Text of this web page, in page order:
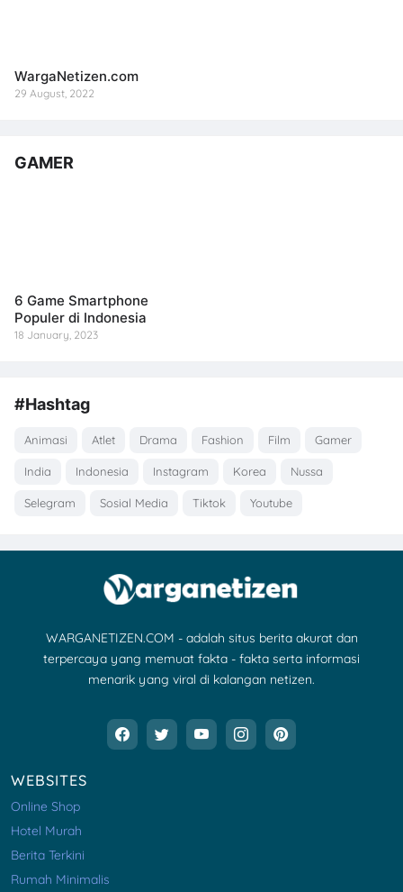
WargaNetizen.com
29 August, 2022
GAMER
6 Game Smartphone
Populer di Indonesia
18 January, 2023
#Hashtag
Animasi Atlet Drama Fashion Film Gamer
India Indonesia Instagram Korea Nussa
Selegram Sosial Media Tiktok Youtube
WARGANETIZEN.COM - adalah situs berita akurat dan
terpercaya yang memuat fakta - fakta serta informasi
menarik yang viral di kalangan netizen.
WEBSITES
Online Shop
Hotel Murah
Berita Terkini
Rumah Minimalis